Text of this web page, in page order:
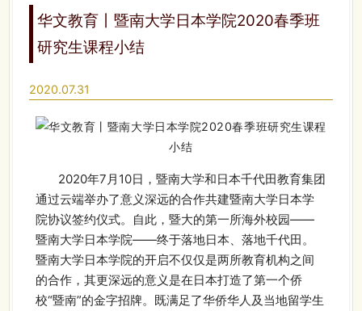
华文教育丨暨南大学日本学院2020春季班
研究生课程小结
2020.07.31
2020年7月10日，暨南大学和日本千代田教育集团
通过云端举办了意义深远的合作共建暨南大学日本学
院协议签约仪式。自此，暨大的第一所海外校园——
暨南大学日本学院——终于落地日本、落地千代田。
暨南大学日本学院的开启不仅仅是两所教育机构之间
的合作，其更深远的意义是在日本打造了第一个侨
校“暨南”的金字招牌。既满足了华侨华人及当地留学生